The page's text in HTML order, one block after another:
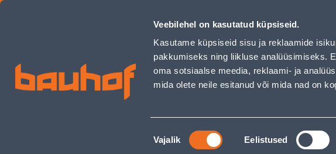
Veebilehel on kasutatud küpsiseid.
Kasutame küpsiseid sisu ja reklaamide
pakkumiseks ning liikluse analüüsimiseks.
oma sotsiaalse meedia, reklaami- ja
mida olete neile esitanud või mida nad on
Nõusoleku
valik
Vajalik Eelistused
KOMPOSTEERIMISVAHEND PRIMUS GRANULEERITUD 500G - Bauhof has
Äriklienditeenindus Klienditeenindus Teenused
KAMPAANIAD